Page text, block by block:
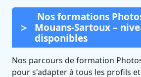
Nos formations
Mouans-Sartoux –
disponibles
Nos parcours de formation
pour s'adapter à tous les profils